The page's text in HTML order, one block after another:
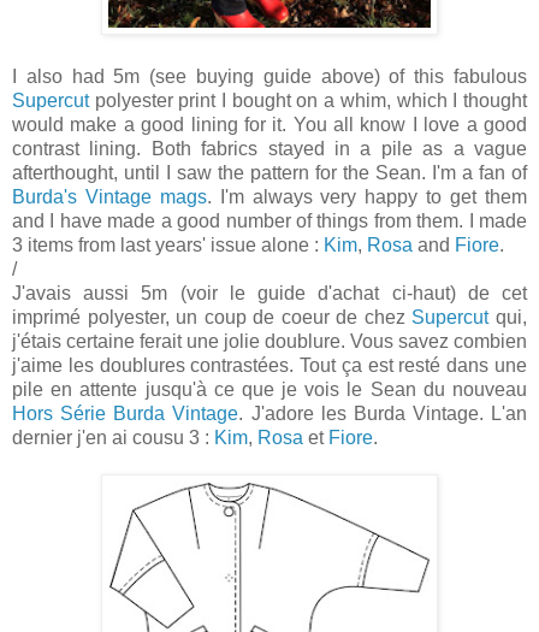
I also had 5m (see buying guide above) of this fabulous
Supercutpolyester print I bought on a whim, which I thought
would make a good lining for it. You all know I love a good
contrast lining. Both fabrics stayed in a pile as a vague
afterthought, until I saw the pattern for the Sean. I'm a fan of
Burda's Vintage mags. I'm always very happy to get them
and I have made a good number of things from them. I made
3 items from last years' issue alone : Kim, Rosa and Fiore.
/
J'avais aussi 5m (voir le guide d'achat ci-haut) de cet
imprimé polyester, un coup de coeur de chez Supercutqui,
j'étais certaine ferait une jolie doublure. Vous savez combien
j'aime les doublures contrastées. Tout ça est resté dans une
pile en attente jusqu'à ce que je vois le Sean du nouveau
Hors Série Burda Vintage. J'adore les Burda Vintage. L'an
dernier j'en ai cousu 3 : Kim, Rosa et Fiore.